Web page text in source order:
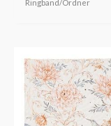
Ringband/Ordner